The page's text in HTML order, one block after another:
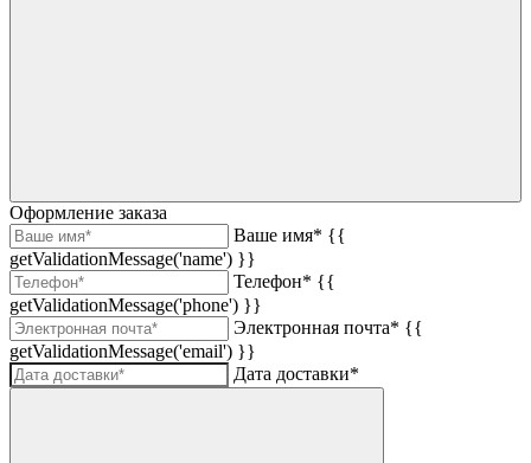
Оформление заказа
Ваше имя* {{
getValidationMessage('name') }}
Телефон* {{
getValidationMessage('phone') }}
Электронная почта* {{
getValidationMessage('email') }}
Дата доставки*